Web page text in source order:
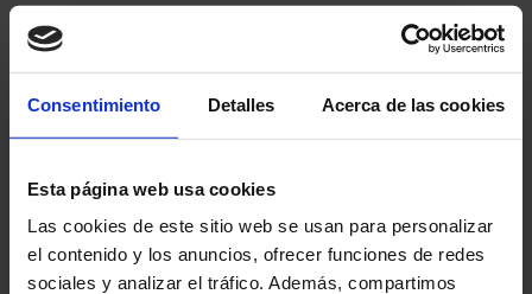
Consentimiento Detalles Acerca de las cookies
Esta página web usa cookies
Las cookies de este sitio web se usan para personalizar
el contenido y los anuncios, ofrecer funciones de redes
sociales y analizar el tráfico. Además, compartimos
Antes de seguir necesitamos que aceptes
la finalidad de recibir información y servicios.
Condiciones Legales
Política de Privacidad